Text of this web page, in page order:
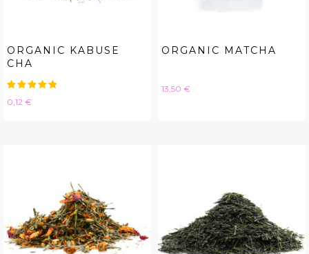
ORGANIC KABUSE
CHA
Hinta
0,12 €
ORGANIC MATCHA
Hinta
13,50 €